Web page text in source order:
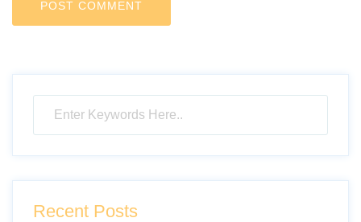
Recent Posts